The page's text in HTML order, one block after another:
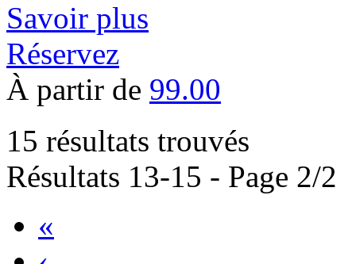
Savoir plus
Réservez
À partir de 99.00
15 résultats trouvés
Résultats 13-15 - Page 2/2
«